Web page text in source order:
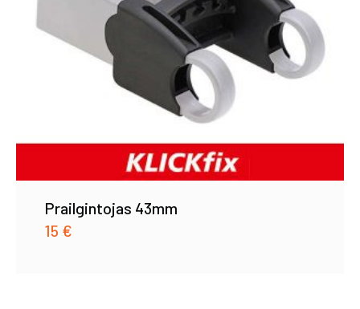
Prailgintojas 43mm
15 €